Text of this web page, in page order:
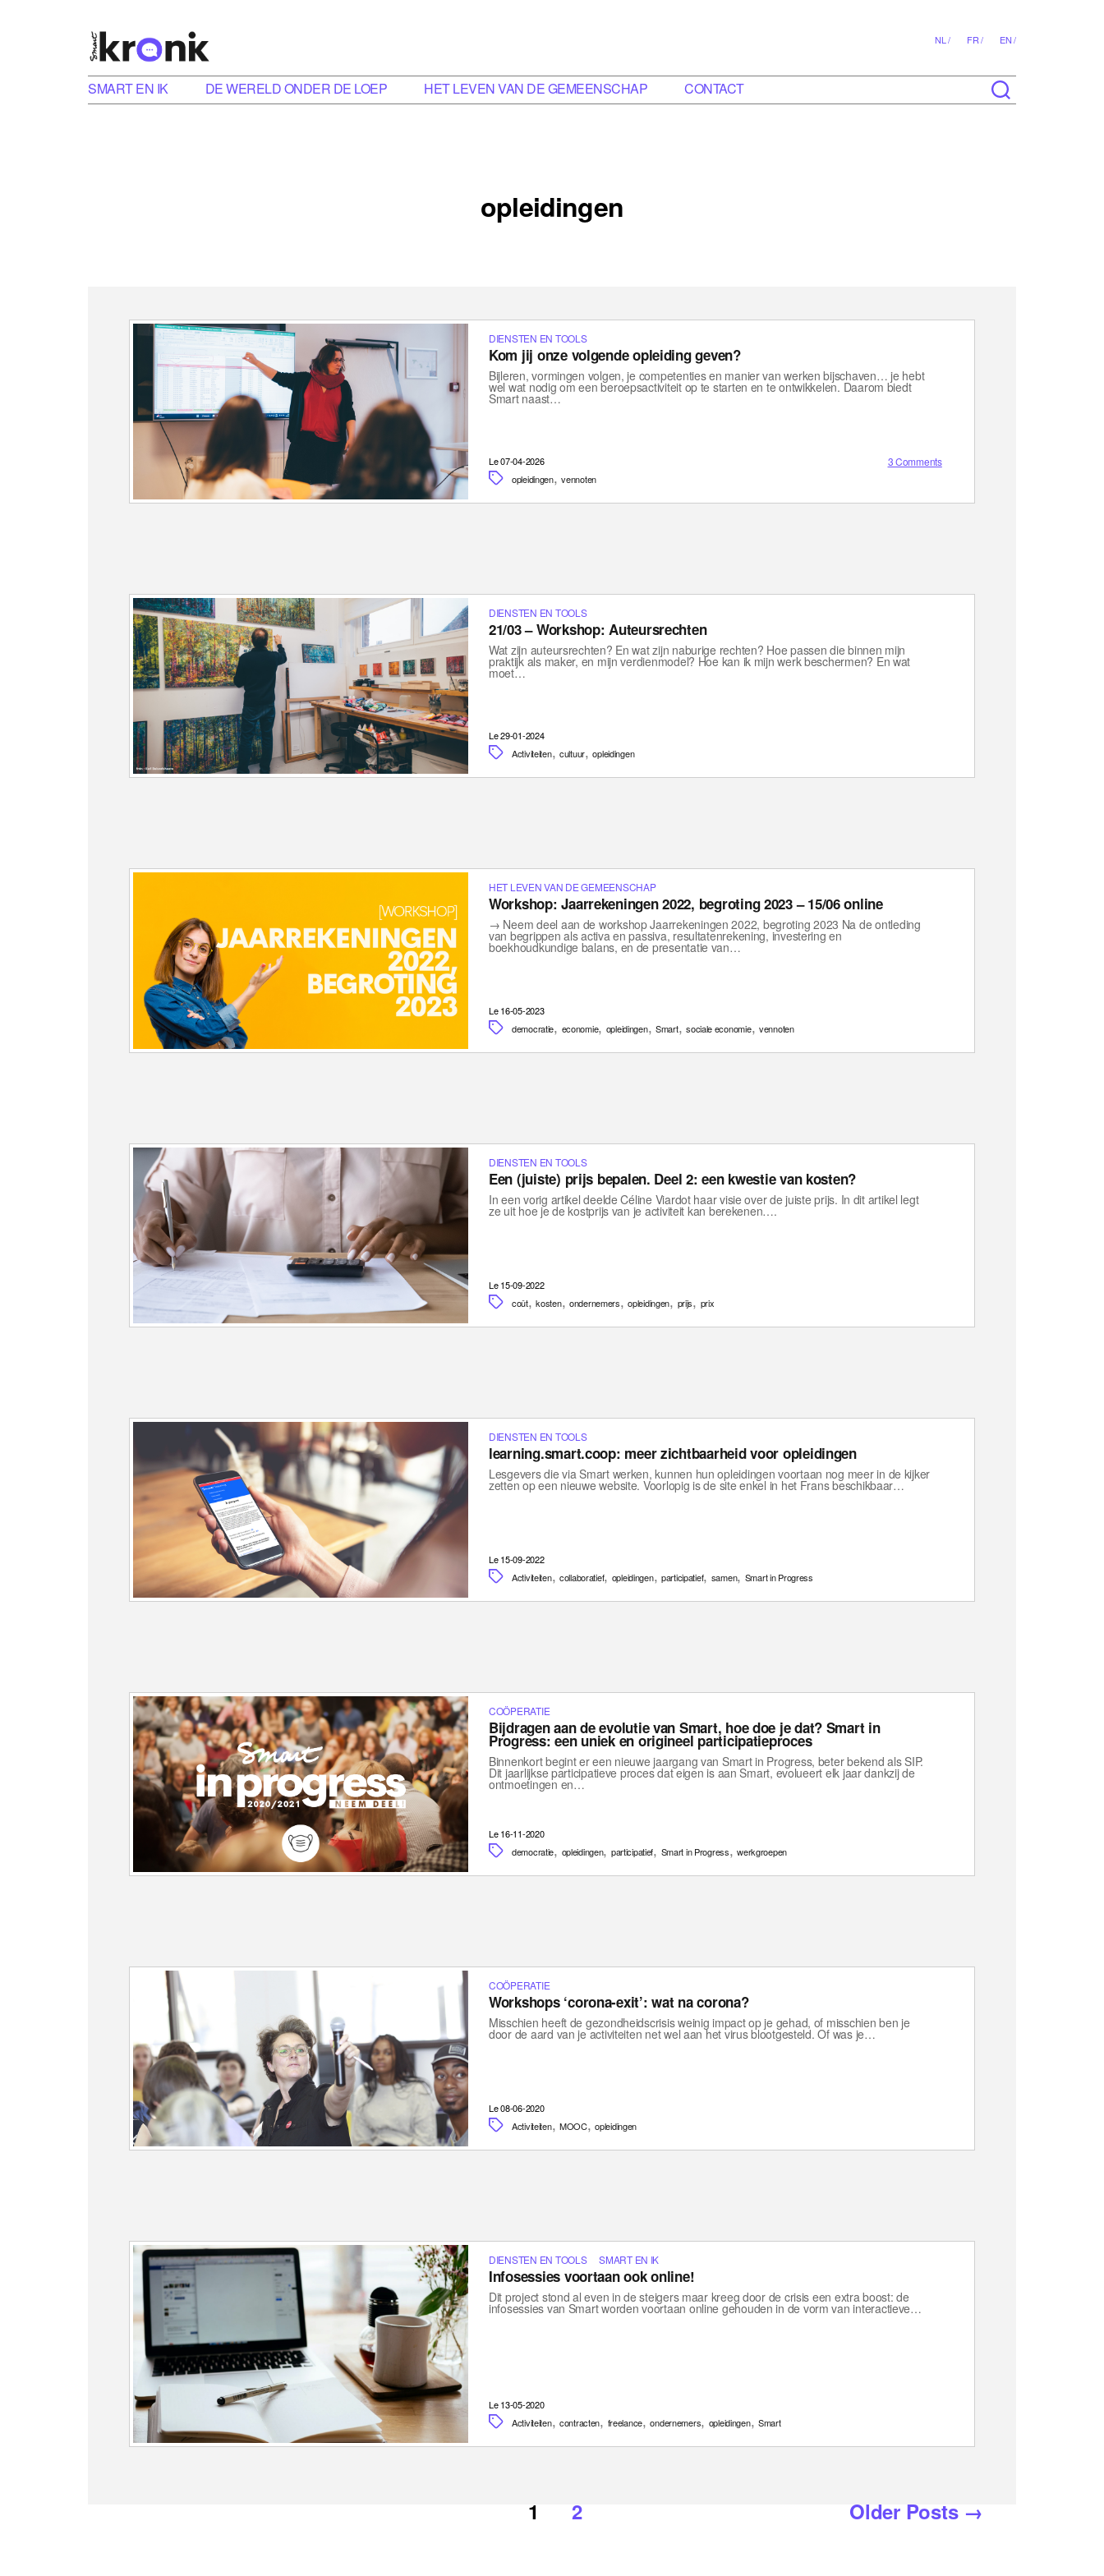
NL / FR / EN /
SMART EN IK DE WERELD ONDER DE LOEP HET LEVEN VAN DE GEMEENSCHAP CONTACT
opleidingen
DIENSTEN EN TOOLS
Kom jij onze volgende opleiding geven?
Bijleren, vormingen volgen, je competenties en manier van werken bijschaven… je hebt
wel wat nodig om een beroepsactiviteit op te starten en te ontwikkelen. Daarom biedt
Smart naast…
Le 07-04-2026 3 Comments
opleidingen,vennoten
DIENSTEN EN TOOLS
21/03 – Workshop: Auteursrechten
Wat zijn auteursrechten? En wat zijn naburige rechten? Hoe passen die binnen mijn
praktijk als maker, en mijn verdienmodel? Hoe kan ik mijn werk beschermen? En wat
moet…
Le 29-01-2024
Activiteiten,cultuur,opleidingen
HET LEVEN VAN DE GEMEENSCHAP
Workshop: Jaarrekeningen 2022, begroting 2023 – 15/06 online
→ Neem deel aan de workshop Jaarrekeningen 2022, begroting 2023 Na de ontleding
van begrippen als activa en passiva, resultatenrekening, investering en
boekhoudkundige balans, en de presentatie van…
Le 16-05-2023
democratie, economie, opleidingen,Smart,sociale economie, vennoten
DIENSTEN EN TOOLS
Een (juiste) prijs bepalen. Deel 2: een kwestie van kosten?
In een vorig artikel deelde Céline Viardot haar visie over de juiste prijs. In dit artikel legt
ze uit hoe je de kostprijs van je activiteit kan berekenen….
Le 15-09-2022
coût,kosten,ondernemers,opleidingen, prijs, prix
DIENSTEN EN TOOLS
learning.smart.coop: meer zichtbaarheid voor opleidingen
Lesgevers die via Smart werken, kunnen hun opleidingen voortaan nog meer in de kijker
zetten op een nieuwe website. Voorlopig is de site enkel in het Frans beschikbaar…
Le 15-09-2022
Activiteiten,collaboratief, opleidingen,participatief, samen, Smart in Progress
COÖPERATIE
Bijdragen aan de evolutie van Smart, hoe doe je dat? Smart in
Progress: een uniek en origineel participatieproces
Binnenkort begint er een nieuwe jaargang van Smart in Progress, beter bekend als SIP.
Dit jaarlijkse participatieve proces dat eigen is aan Smart, evolueert elk jaar dankzij de
ontmoetingen en…
Le 16-11-2020
democratie, opleidingen, participatief, Smart in Progress,werkgroepen
COÖPERATIE
Workshops ‘corona-exit’: wat na corona?
Misschien heeft de gezondheidscrisis weinig impact op je gehad, of misschien ben je
door de aard van je activiteiten net wel aan het virus blootgesteld. Of was je…
Le 08-06-2020
Activiteiten,MOOC,opleidingen
DIENSTEN EN TOOLS SMART EN IK
Infosessies voortaan ook online!
Dit project stond al even in de steigers maar kreeg door de crisis een extra boost: de
infosessies van Smart worden voortaan online gehouden in de vorm van interactieve…
Le 13-05-2020
Activiteiten,contracten, freelance,ondernemers, opleidingen,Smart
1 2 Older Posts →